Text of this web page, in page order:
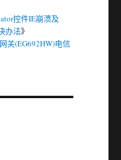
控件IE崩溃及
办法》
关(EG692HW)电信